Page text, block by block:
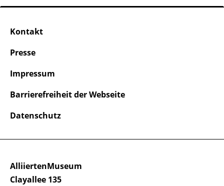
AlliiertenMuseum
Clayallee 135
Kontakt
Presse
Impressum
Barrierefreiheit der Webseite
Datenschutz